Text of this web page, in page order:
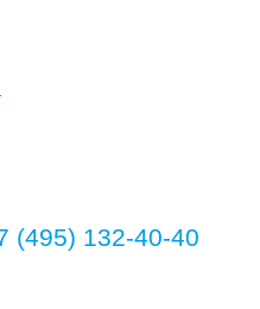
(495) 132-40-40